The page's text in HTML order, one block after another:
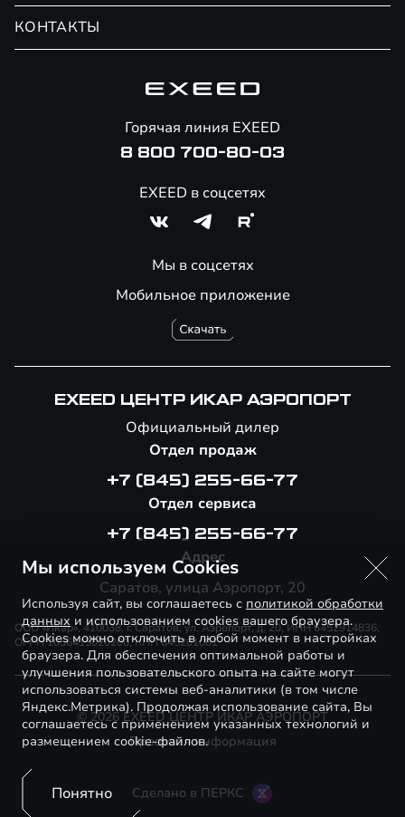
Сервис
Помощь на дорогах
КОНТАКТЫ
Мобильное приложение
Горячая линия EXEED
8 800 700-80-03
EXEED в соцсетях
Мы в соцсетях
EXEED ЦЕНТР ИКАР АЭРОПОРТ
Официальный дилер
Отдел продаж
+7 (845) 255-66-77
Отдел сервиса
+7 (845) 255-66-77
Адрес
Саратов, улица Аэропорт, 20
ООО «Икар», 410038, г. Саратов, ул. Аэропорт, д. 20, ИНН 6452914836,
ОГРН 1056415020200, КПП 645201001
© 2026 EXEED ЦЕНТР ИКАР АЭРОПОРТ
Правовая информация
Сделано в ПЕРКС
Мы используем Cookies
Используя сайт, вы соглашаетесь с политикой обработки
данных и использованием cookies вашего браузера.
Cookies можно отключить в любой момент в настройках
браузера. Для обеспечения оптимальной работы и
улучшения пользовательского опыта на сайте могут
использоваться системы веб-аналитики (в том числе
Яндекс.Метрика). Продолжая использование сайта, Вы
соглашаетесь с применением указанных технологий и
размещением cookie-файлов.
Понятно